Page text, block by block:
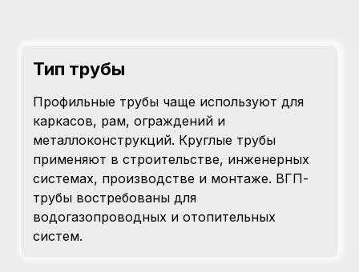
Тип трубы
Профильные трубы чаще используют для
каркасов, рам, ограждений и
металлоконструкций. Круглые трубы
применяют в строительстве, инженерных
системах, производстве и монтаже. ВГП-
трубы востребованы для
водогазопроводных и отопительных
систем.